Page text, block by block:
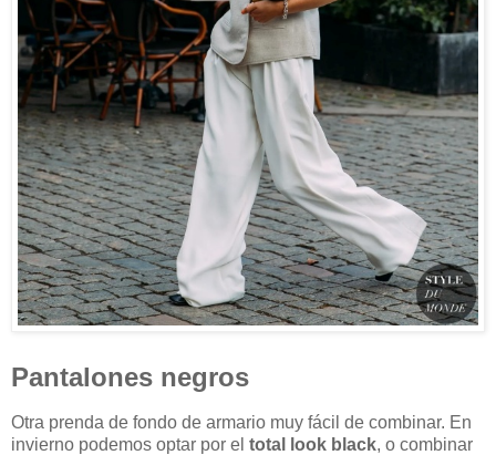
Pantalones negros
Otra prenda de fondo de armario muy fácil de combinar. En
invierno podemos optar por el total look black, o combinar